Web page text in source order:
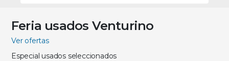
Feria usados Venturino
Ver ofertas
Especial usados seleccionados